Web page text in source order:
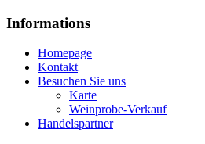
Informations
Homepage
Kontakt
Besuchen Sie uns
Karte
Weinprobe-Verkauf
Handelspartner